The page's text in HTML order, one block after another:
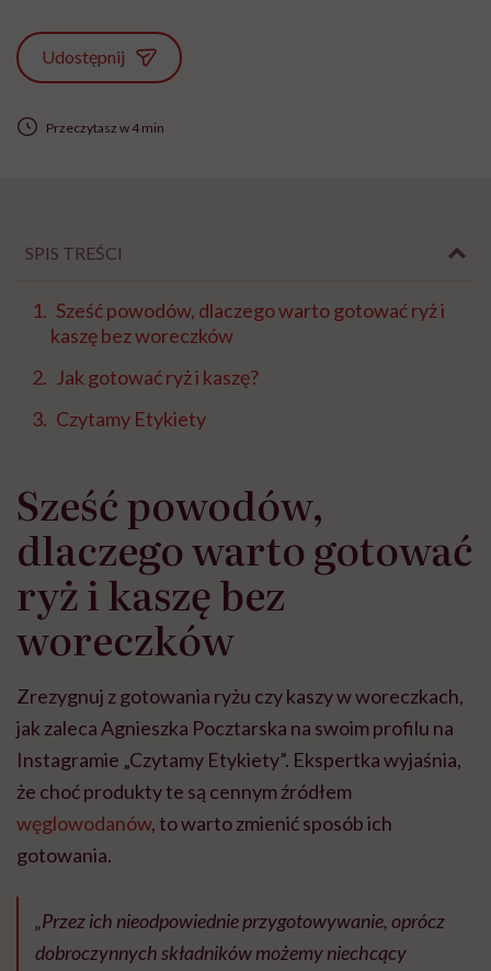
Udostępnij
Przeczytasz w 4 min
SPIS TREŚCI
Sześć powodów, dlaczego warto gotować ryż i
kaszę bez woreczków
Jak gotować ryż i kaszę?
Czytamy Etykiety
Sześć powodów,
dlaczego warto gotować
ryż i kaszę bez
woreczków
Zrezygnuj z gotowania ryżu czy kaszy w woreczkach,
jak zaleca Agnieszka Pocztarska na swoim profilu na
Instagramie „Czytamy Etykiety”. Ekspertka wyjaśnia,
że choć produkty te są cennym źródłem
węglowodanów, to warto zmienić sposób ich
gotowania.
„Przez ich nieodpowiednie przygotowywanie, oprócz
dobroczynnych składników możemy niechcący